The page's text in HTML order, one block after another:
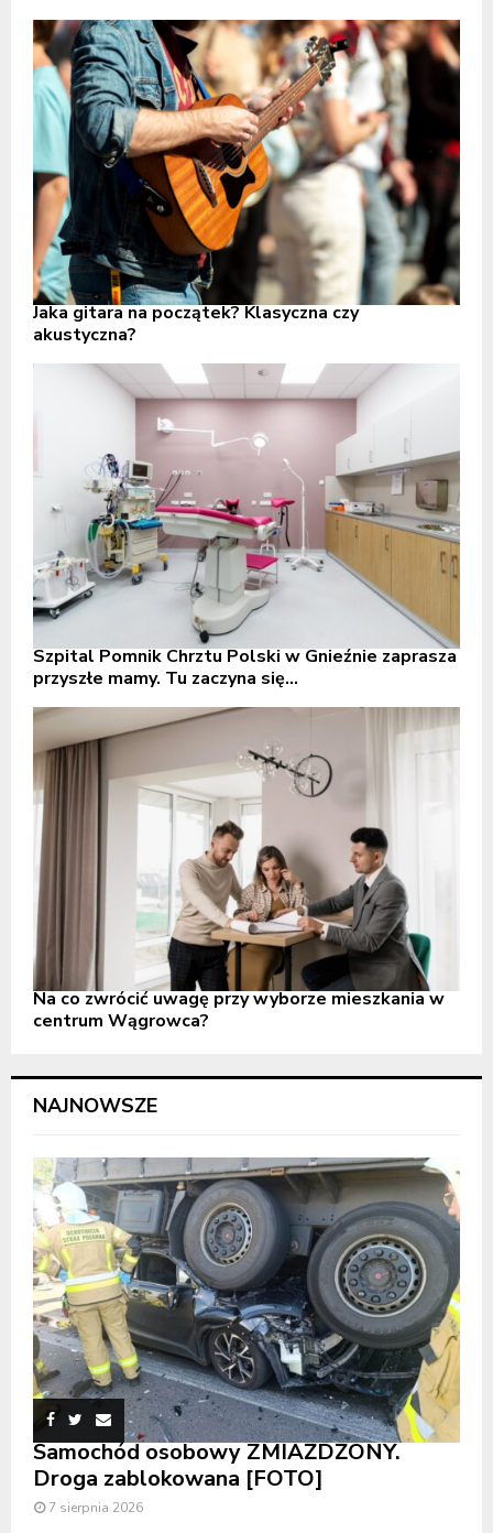
Jaka gitara na początek? Klasyczna czy
akustyczna?
Szpital Pomnik Chrztu Polski w Gnieźnie zaprasza
przyszłe mamy. Tu zaczyna się...
Na co zwrócić uwagę przy wyborze mieszkania w
centrum Wągrowca?
NAJNOWSZE
Samochód osobowy ZMIAŻDŻONY.
Droga zablokowana [FOTO]
7 sierpnia 2026